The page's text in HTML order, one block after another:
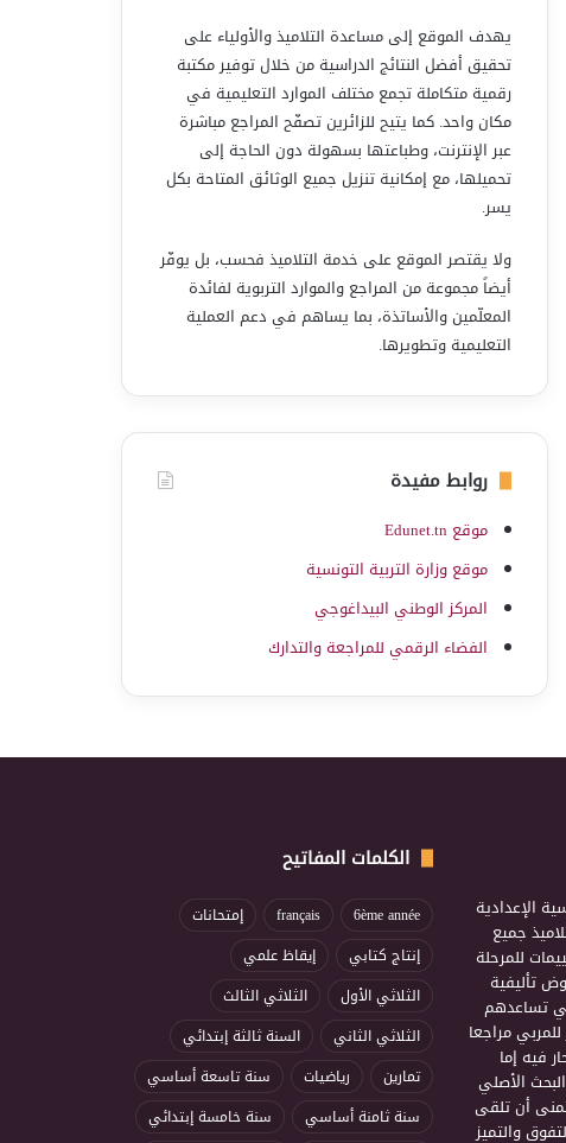
يهدف الموقع إلى مساعدة التلاميذ والأولياء على
تحقيق أفضل النتائج الدراسية من خلال توفير مكتبة
رقمية متكاملة تجمع مختلف الموارد التعليمية في
مكان واحد. كما يتيح للزائرين تصفّح المراجع مباشرة
عبر الإنترنت، وطباعتها بسهولة دون الحاجة إلى
تحميلها، مع إمكانية تنزيل جميع الوثائق المتاحة بكل
يسر.
ولا يقتصر الموقع على خدمة التلاميذ فحسب، بل يوفّر
أيضاً مجموعة من المراجع والموارد التربوية لفائدة
المعلّمين والأساتذة، بما يساهم في دعم العملية
التعليمية وتطويرها.
روابط مفيدة
موقع Edunet.tn
موقع وزارة التربية التونسية
المركز الوطني البيداغوجي
الفضاء الرقمي للمراجعة والتدارك
الإعدادية
جميع
للمرحلة
تأليفية
تساعدهم
مراجعا
فيه إما
الأصلي
أن تلقى
والتميز
الكلمات المفاتيح
6ème année
français
إمتحانات
إنتاج كتابي
إيقاظ علمي
الثلاثي الأول
الثلاثي الثالث
الثلاثي الثاني
السنة ثالثة إبتدائي
تمارين
رياضيات
سنة تاسعة أساسي
سنة ثامنة أساسي
سنة خامسة إبتدائي